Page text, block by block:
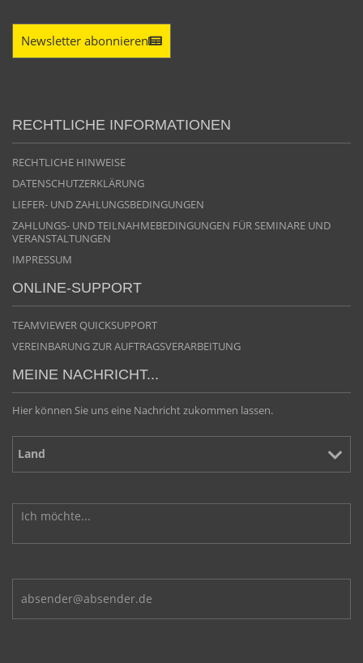
Newsletter abonnieren
RECHTLICHE INFORMATIONEN
RECHTLICHE HINWEISE
DATENSCHUTZERKLÄRUNG
LIEFER- UND ZAHLUNGSBEDINGUNGEN
ZAHLUNGS- UND TEILNAHMEBEDINGUNGEN FÜR SEMINARE UND
VERANSTALTUNGEN
IMPRESSUM
ONLINE-SUPPORT
TEAMVIEWER QUICKSUPPORT
VEREINBARUNG ZUR AUFTRAGSVERARBEITUNG
MEINE NACHRICHT...
Hier können Sie uns eine Nachricht zukommen lassen.